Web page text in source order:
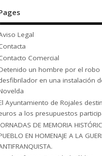
Legal
Comercial
un hombre por el robo
en una instalación
Ayuntamiento de Rojales
a los presupuestos
DE MEMORIA
EN HOMENAJE A LA